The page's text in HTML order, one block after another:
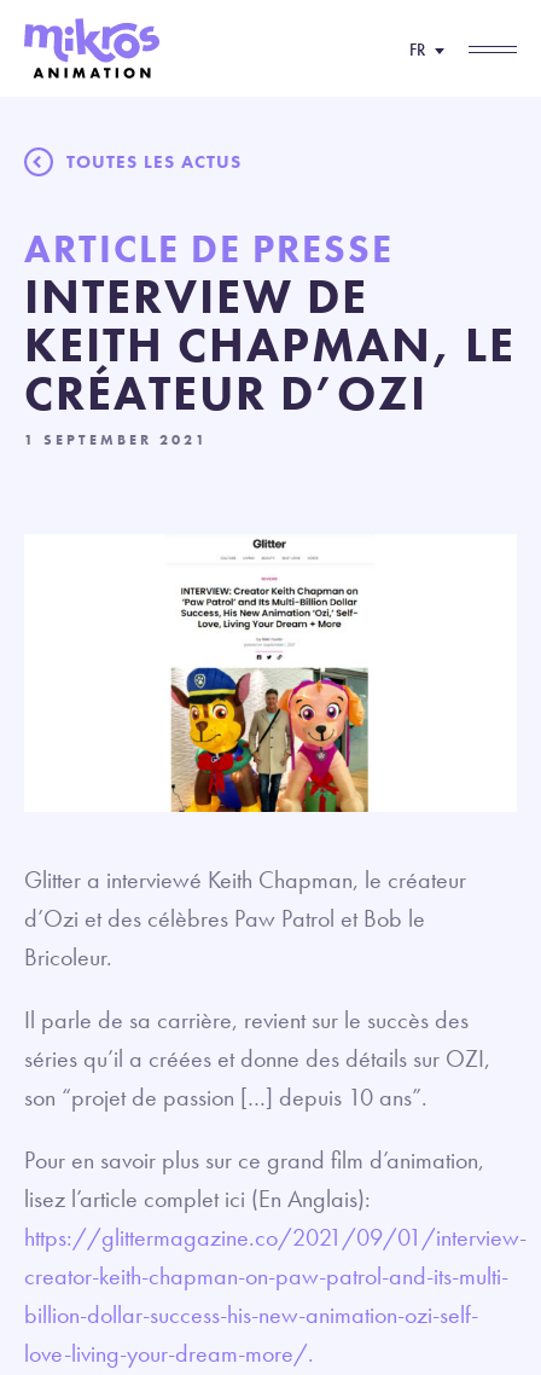
FR
TOUTES LES ACTUS
ARTICLE DE PRESSE
INTERVIEW DE
KEITH CHAPMAN, LE
CRÉATEUR D’OZI
1 SEPTEMBER 2021
Glitter a interviewé Keith Chapman, le créateur
d’Ozi et des célèbres Paw Patrol et Bob le
Bricoleur.
Il parle de sa carrière, revient sur le succès des
séries qu’il a créées et donne des détails sur OZI,
son “projet de passion […] depuis 10 ans”.
Pour en savoir plus sur ce grand film d’animation,
lisez l’article complet ici (En Anglais):
https://glittermagazine.co/2021 /09/01/interview-
creator-keith-chapman-on-paw-patrol-and-its-multi-
billion-dollar-success-his-new-animation-ozi-self-
love-living-your-dream-more/.